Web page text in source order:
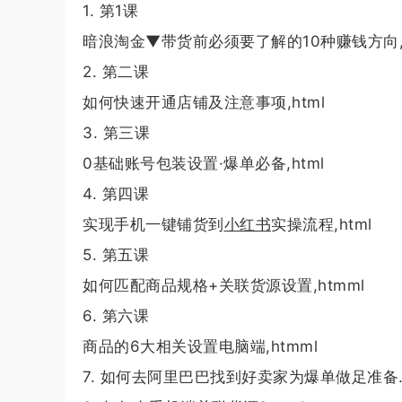
1. 第1课
暗浪淘金▼带货前必须要了解的10种赚钱方
2. 第二课
如何快速开通店铺及注意事项,html
3. 第三课
0基础账号包装设置·爆单必备,html
4. 第四课
实现手机一键铺货到小红书实操流程,html
5. 第五课
如何匹配商品规格+关联货源设置,htmml
6. 第六课
商品的6大相关设置电脑端,htmml
7. 如何去阿里巴巴找到好卖家为爆单做足准